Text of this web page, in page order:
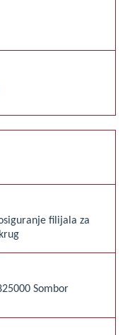
filijala za
25000 Sombor